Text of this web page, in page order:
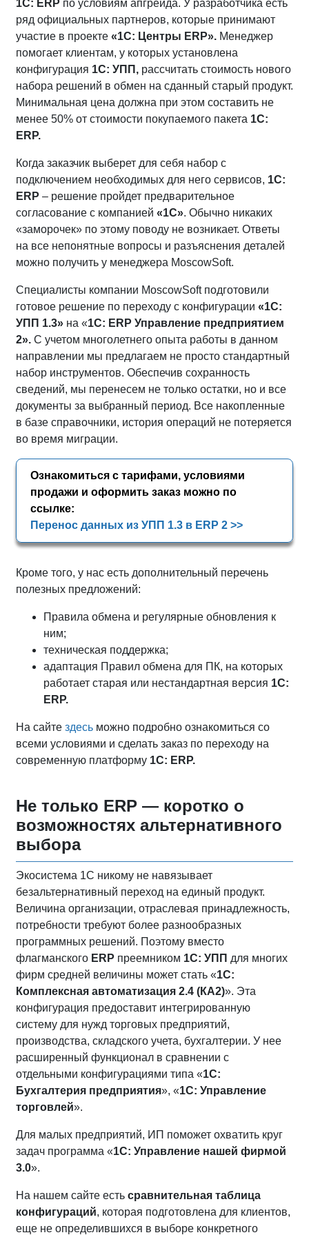
1С: ERP по условиям апгрейда. У разработчика есть
ряд официальных партнеров, которые принимают
участие в проекте «1С: Центры ERP». Менеджер
помогает клиентам, у которых установлена
конфигурация 1С: УПП, рассчитать стоимость нового
набора решений в обмен на сданный старый продукт.
Минимальная цена должна при этом составить не
менее 50% от стоимости покупаемого пакета 1С:
ERP.
Когда заказчик выберет для себя набор с
подключением необходимых для него сервисов, 1С:
ERP – решение пройдет предварительное
согласование с компанией «1С». Обычно никаких
«заморочек» по этому поводу не возникает. Ответы
на все непонятные вопросы и разъяснения деталей
можно получить у менеджера MoscowSoft.
Специалисты компании MoscowSoft подготовили
готовое решение по переходу с конфигурации «1С:
УПП 1.3» на «1С: ERP Управление предприятием
2». С учетом многолетнего опыта работы в данном
направлении мы предлагаем не просто стандартный
набор инструментов. Обеспечив сохранность
сведений, мы перенесем не только остатки, но и все
документы за выбранный период. Все накопленные
в базе справочники, история операций не потеряется
во время миграции.
Ознакомиться с тарифами, условиями
продажи и оформить заказ можно по
ссылке:
Перенос данных из УПП 1.3 в ERP 2 >>
Кроме того, у нас есть дополнительный перечень
полезных предложений:
Правила обмена и регулярные обновления к
ним;
техническая поддержка;
адаптация Правил обмена для ПК, на которых
работает старая или нестандартная версия 1С:
ERP.
На сайте здесь можно подробно ознакомиться со
всеми условиями и сделать заказ по переходу на
современную платформу 1С: ERP.
Не только ERP — коротко о
возможностях альтернативного
выбора
Экосистема 1С никому не навязывает
безальтернативный переход на единый продукт.
Величина организации, отраслевая принадлежность,
потребности требуют более разнообразных
программных решений. Поэтому вместо
флагманского ERP преемником 1С: УПП для многих
фирм средней величины может стать «1С:
Комплексная автоматизация 2.4 (КА2)». Эта
конфигурация предоставит интегрированную
систему для нужд торговых предприятий,
производства, складского учета, бухгалтерии. У нее
расширенный функционал в сравнении с
отдельными конфигурациями типа «1С:
Бухгалтерия предприятия», «1С: Управление
торговлей».
Для малых предприятий, ИП поможет охватить круг
задач программа «1С: Управление нашей фирмой
3.0».
На нашем сайте есть сравнительная таблица
конфигураций, которая подготовлена для клиентов,
еще не определившихся в выборе конкретного